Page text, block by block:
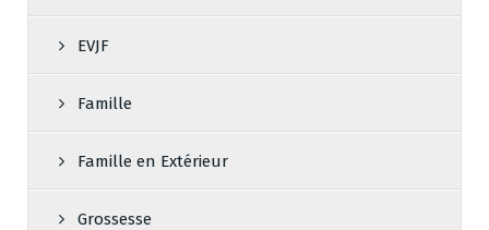
EVJF
Famille
Famille en Extérieur
Grossesse